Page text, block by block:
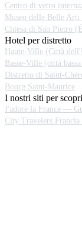
Centro di vetro
Museo delle Belle Arti
Chiesa di San Pietro
Hotel per distretto
Haute-Ville (Città
Basse-Ville (città
Distretto di Saint-
Bourg Saint-Maurice
I nostri siti per
J'adore la France —
City Travelers